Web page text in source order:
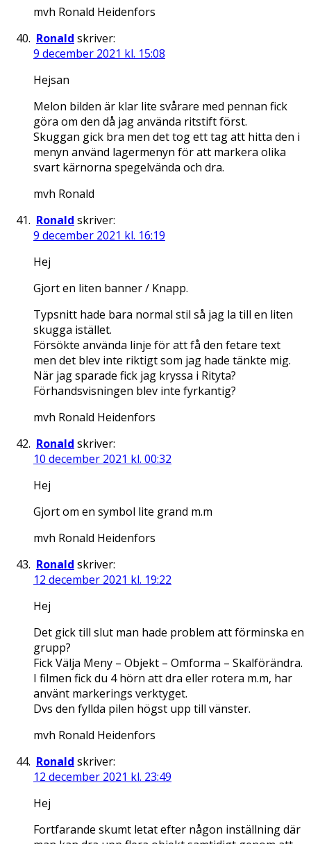
mvh Ronald Heidenfors
Ronald skriver:
9 december 2021 kl. 15:08
Hejsan
Melon bilden är klar lite svårare med pennan fick
göra om den då jag använda ritstift först.
Skuggan gick bra men det tog ett tag att hitta den i
menyn använd lagermenyn för att markera olika
svart kärnorna spegelvända och dra.
mvh Ronald
Ronald skriver:
9 december 2021 kl. 16:19
Hej
Gjort en liten banner / Knapp.
Typsnitt hade bara normal stil så jag la till en liten
skugga istället.
Försökte använda linje för att få den fetare text
men det blev inte riktigt som jag hade tänkte mig.
När jag sparade fick jag kryssa i Rityta?
Förhandsvisningen blev inte fyrkantig?
mvh Ronald Heidenfors
Ronald skriver:
10 december 2021 kl. 00:32
Hej
Gjort om en symbol lite grand m.m
mvh Ronald Heidenfors
Ronald skriver:
12 december 2021 kl. 19:22
Hej
Det gick till slut man hade problem att förminska en
grupp?
Fick Välja Meny – Objekt – Omforma – Skalförändra.
I filmen fick du 4 hörn att dra eller rotera m.m, har
använt markerings verktyget.
Dvs den fyllda pilen högst upp till vänster.
mvh Ronald Heidenfors
Ronald skriver:
12 december 2021 kl. 23:49
Hej
Fortfarande skumt letat efter någon inställning där